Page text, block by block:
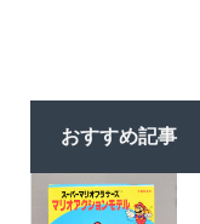
おすすめ記事